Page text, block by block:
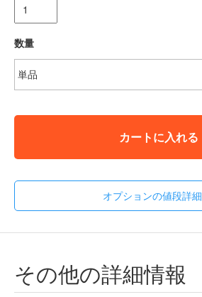
数量
カートに入れる
オプションの値段詳細
その他の詳細情報